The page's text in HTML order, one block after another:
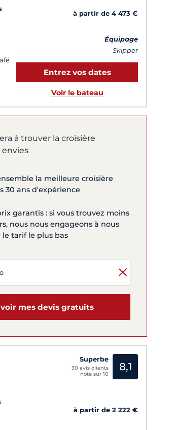
à partir de 4 473 €
Équipage
Skipper
Entrez vos dates
Voir le bateau
à trouver la croisière
envies
la meilleure croisière
30 ans d'expérience
garantis : si vous trouvez moins
nous nous engageons à nous
tarif le plus bas
mes devis gratuits
Superbe
30 avis clients
note sur 10
8,1
à partir de 2 222 €